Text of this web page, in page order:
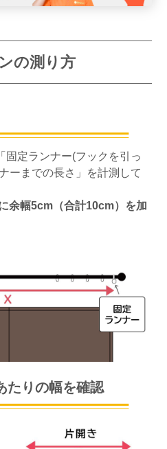
の測り方
固定ランナー(フックを引っ
ーまでの長さ」を計測して
余幅5cm（合計10cm）を加
たりの幅を確認